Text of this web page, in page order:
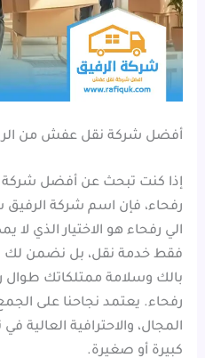
أفضل شركة نقل عفش من
إذا كنت تبحث عن أفضل
رفحاء، فإن اسم شركة
الي رفحاء هو الاختيار الذي لا
فقط خدمة نقل، بل نضمن لك
بالك وسلامة ممتلكاتك طوال
رفحاء. يعتمد نجاحنا على
المجال، والاحترافية
كبيرة أو صغيرة.